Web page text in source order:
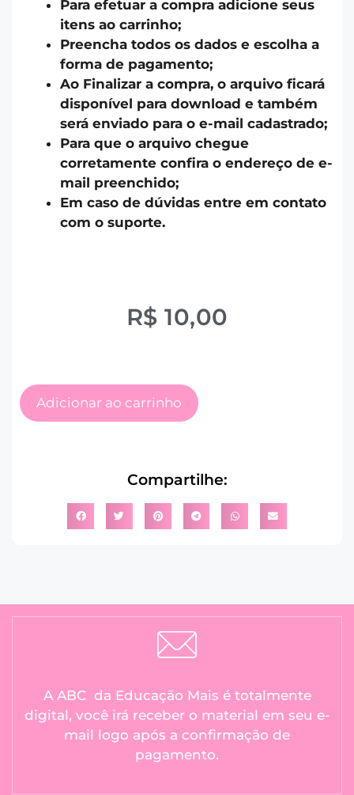
Para efetuar a compra adicione seus
itens ao carrinho;
Preencha todos os dados e escolha a
forma de pagamento;
Ao Finalizar a compra, o arquivo ficará
disponível para download e também
será enviado para o e-mail cadastrado;
Para que o arquivo chegue
corretamente confira o endereço de e-
mail preenchido;
Em caso de dúvidas entre em contato
com o suporte.
R$ 10,00
Adicionar ao carrinho
Compartilhe:
A ABC da Educação Mais é totalmente
digital, você irá receber o material em seu e-
mail logo após a confirmação de
pagamento.